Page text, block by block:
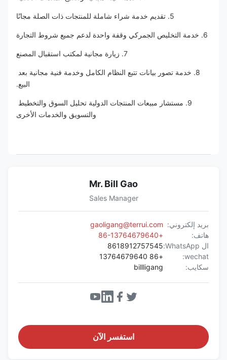
5. تقديم خدمة شراء شاملة للمنتجات ذات الصلة مجانًا
6. خدمة التخليص الجمركي وقفة واحدة لدعم جميع شروط التجارة
7. زيارة مجانية لمكتب استقبال المصنع
البيع.
والتسويق والخدمات الأخرى
Mr. Bill Gao
Sales Manager
بريد إلكتروني: gaoligang@terrui.com
هاتف:
+86-13764679640
ال WhatsApp:
8618912757545
wechat:
+86 13764679640
سكايب:
billligang
استفسر الآن